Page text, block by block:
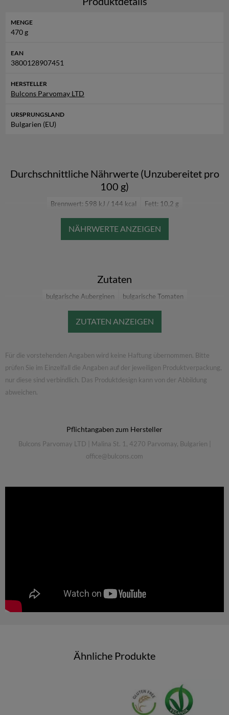
MENGE
470 g
EAN
3800128907451
HERSTELLER
Bulcons Parvomay LTD
URSPRUNGSLAND
Bulgarien (EU)
Durchschnittliche Nährwerte (Unzubereitet pro
100 g)
Brennwert: 598 kJ / 144 kcal
Fett: 10,2 g
Fett, davon gesättigte Fettsäuren: 0,8 g
Kohlenhydrate: 11,1 g
Kohlenhydrate, davon Zucker: 5,6 g
Eiweiß: 1,9 g
Zutaten
bulgarische Auberginen
bulgarische Tomaten
gebratene geschälte bulgarische Paprika
Sonnenblumenöl
Zucker
Salz Knoblauch
Für die vorstehenden Angaben wird keine Haftung übernommen. Bitte
prüfen Sie im Einzelfall die Angaben auf der jeweiligen Produktverpackung,
nur diese sind verbindlich. Das Produktdesign kann von der Abbildung
abweichen.
Pflichtangaben zum Hersteller
Bulcons Parvomay LTD Malina St. 1, 4270 Parvomay, Bulgarien
office@bulcons.com
Ähnliche Produkte